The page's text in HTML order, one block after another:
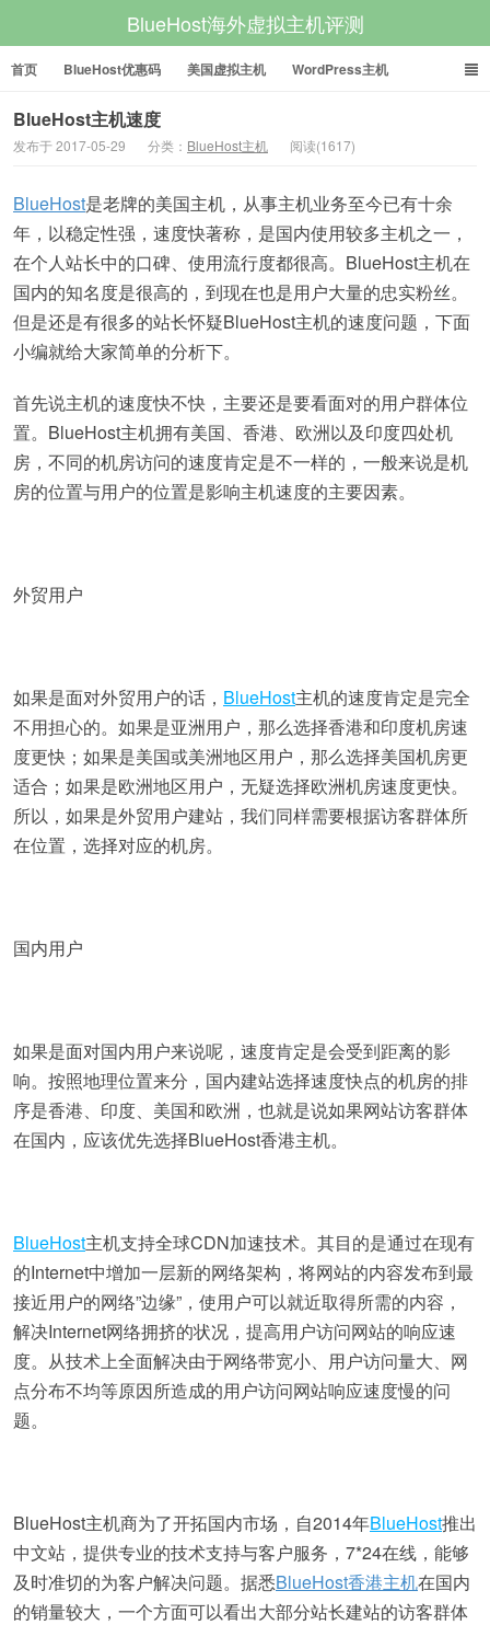
BlueHost海外虚拟主机评测
首页 BlueHost优惠码 美国虚拟主机 WordPress主机
美国VPS 美国服务器
BlueHost主机速度
发布于 2017-05-29 分类： BlueHost主机 阅读(1617)
BlueHost是老牌的美国主机，从事主机业务至今已有十余
年，以稳定性强，速度快著称，是国内使用较多主机之一，
在个人站长中的口碑、使用流行度都很高。BlueHost主机在
国内的知名度是很高的，到现在也是用户大量的忠实粉丝。
但是还是有很多的站长怀疑BlueHost主机的速度问题，下面
小编就给大家简单的分析下。
首先说主机的速度快不快，主要还是要看面对的用户群体位
置。BlueHost主机拥有美国、香港、欧洲以及印度四处机
房，不同的机房访问的速度肯定是不一样的，一般来说是机
房的位置与用户的位置是影响主机速度的主要因素。
外贸用户
如果是面对外贸用户的话， BlueHost主机的速度肯定是完全
不用担心的。如果是亚洲用户，那么选择香港和印度机房速
度更快；如果是美国或美洲地区用户，那么选择美国机房更
适合；如果是欧洲地区用户，无疑选择欧洲机房速度更快。
所以，如果是外贸用户建站，我们同样需要根据访客群体所
在位置，选择对应的机房。
国内用户
如果是面对国内用户来说呢，速度肯定是会受到距离的影
响。按照地理位置来分，国内建站选择速度快点的机房的排
序是香港、印度、美国和欧洲，也就是说如果网站访客群体
在国内，应该优先选择BlueHost香港主机。
BlueHost主机支持全球CDN加速技术。其目的是通过在现有
的Internet中增加一层新的网络架构，将网站的内容发布到最
接近用户的网络”边缘”，使用户可以就近取得所需的内容，
解决Internet网络拥挤的状况，提高用户访问网站的响应速
度。从技术上全面解决由于网络带宽小、用户访问量大、网
点分布不均等原因所造成的用户访问网站响应速度慢的问
题。
BlueHost主机商为了开拓国内市场，自2014年BlueHost推出
中文站，提供专业的技术支持与客户服务，7*24在线，能够
及时准切的为客户解决问题。据悉BlueHost香港主机在国内
的销量较大，一个方面可以看出大部分站长建站的访客群体